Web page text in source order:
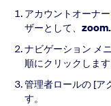
アカウントオーナ
ザーとして、
ナビゲーション メ
順にクリックします
管理者ロールの [ア
す。